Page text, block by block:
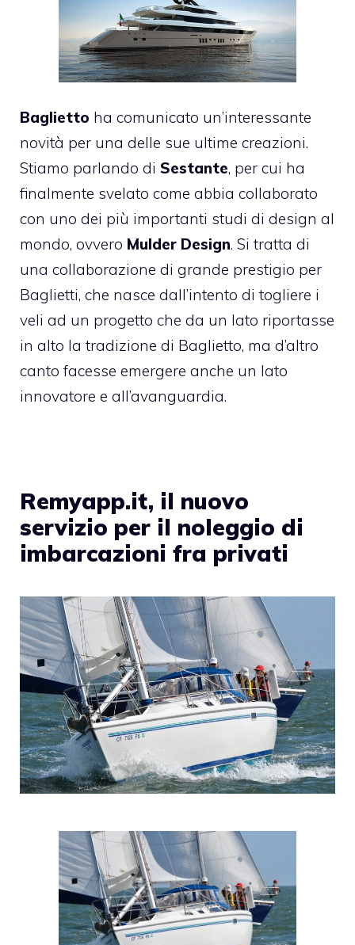
Baglietto ha comunicato un’interessante
novità per una delle sue ultime creazioni.
Stiamo parlando di Sestante, per cui ha
finalmente svelato come abbia collaborato
con uno dei più importanti studi di design al
mondo, ovvero Mulder Design. Si tratta di
una collaborazione di grande prestigio per
Baglietti, che nasce dall’intento di togliere i
veli ad un progetto che da un lato riportasse
in alto la tradizione di Baglietto, ma d’altro
canto facesse emergere anche un lato
innovatore e all’avanguardia.
Remyapp.it, il nuovo
servizio per il noleggio di
imbarcazioni fra privati